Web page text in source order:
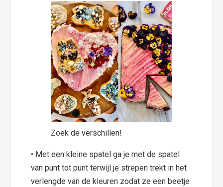
Zoek de verschillen!
• Met een kleine spatel ga je met de spatel
van punt tot punt terwijl je strepen trekt in het
verlengde van de kleuren zodat ze een beetje